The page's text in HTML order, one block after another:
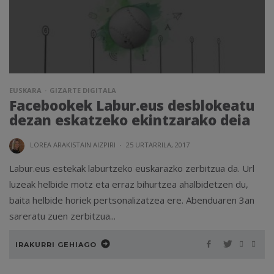
EUSKARA GIZARTE DIGITALA
Facebookek Labur.eus desblokeatu
dezan eskatzeko ekintzarako deia
LOREA ARAKISTAIN AIZPIRI · 25 URTARRILA, 2017
Labur.eus estekak laburtzeko euskarazko zerbitzua da. Url
luzeak helbide motz eta erraz bihurtzea ahalbidetzen du,
baita helbide horiek pertsonalizatzea ere. Abenduaren 3an
sareratu zuen zerbitzua...
IRAKURRI GEHIAGO